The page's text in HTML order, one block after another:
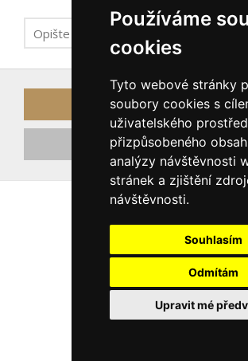
Používáme
cookies
Tyto webové stránky
soubory cookies s
uživatelského
přizpůsobeného
analýzy návštěvnosti
stránek a zjištění
návštěvnosti.
Souhlasím
Odmítám
Upravit mé
Odeslat odkaz k obnově
Registrovat nový účet